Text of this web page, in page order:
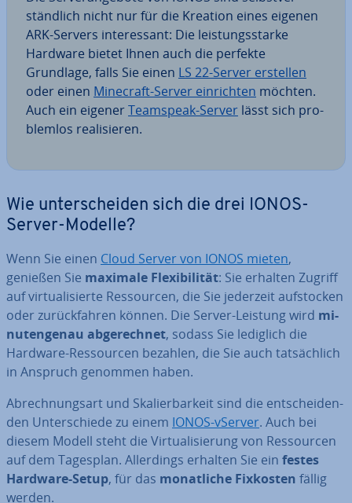
ständ­lich nicht nur für die Kreation eines eigenen
ARK-Servers in­ter­es­sant: Die leis­tungs­star­ke
Hardware bietet Ihnen auch die perfekte
Grundlage, falls Sie einen LS 22-Server erstellen
oder einen Minecraft-Server ein­rich­ten möchten.
Auch ein eigenerTeamspeak-Server lässt sich pro­
blem­los rea­li­sie­ren.
Wie un­ter­schei­den sich die drei IONOS-
Server-Modelle?
Wenn Sie einen Cloud Server von IONOS mieten,
genießen Sie maximale Fle­xi­bi­li­tät: Sie erhalten Zugriff
auf vir­tua­li­sier­te Res­sour­cen, die Sie jederzeit auf­sto­cken
oder zu­rück­fah­ren können. Die Server-Leistung wird mi­
nu­ten­ge­nau ab­ge­rech­net, sodass Sie lediglich die
Hardware-Res­sour­cen bezahlen, die Sie auch tat­säch­lich
in Anspruch genommen haben.
Ab­rech­nungs­art und Ska­lier­bar­keit sind die ent­schei­den­
den Un­ter­schie­de zu einem IONOS-vServer. Auch bei
diesem Modell steht die Vir­tua­li­sie­rung von Res­sour­cen
auf dem Tagesplan. Al­ler­dings erhalten Sie ein festes
Hardware-Setup, für das mo­nat­li­che Fixkosten fällig
werden.